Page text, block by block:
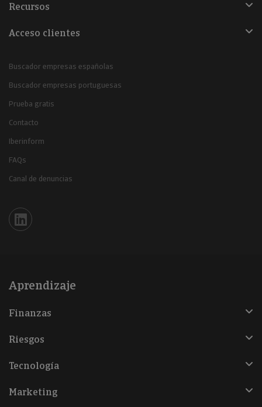
Recursos
Acceso clientes
Buscador empresas españolas
Buscador empresas portuguesas
Prueba gratis
Contacto
Iberinform
FAQs
Canal de denuncias
Iberinform en Linkedin
Aprendizaje
Finanzas
Riesgos
Tecnología
Marketing